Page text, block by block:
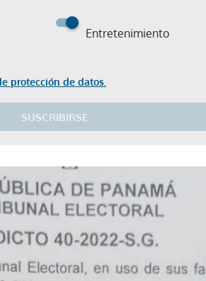
Entretenimiento
protección de datos.
SUSCRIBIRSE